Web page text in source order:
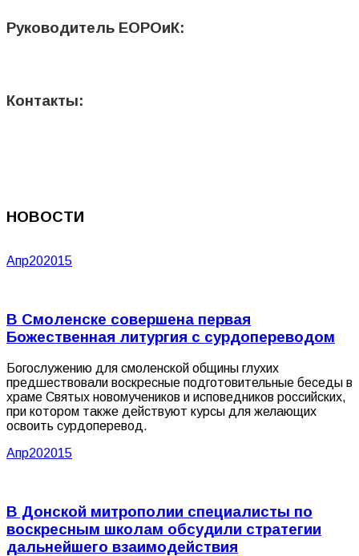
Руководитель ЕОРОиК:
Контакты:
НОВОСТИ
Апр202015
В Смоленске совершена первая
Божественная литургия с сурдопереводом
Богослужению для смоленской общины глухих
предшествовали воскресные подготовительные беседы в
храме Святых новомучеников и исповедников российских,
при котором также действуют курсы для желающих
освоить сурдоперевод.
Апр202015
В Донской митрополии специалисты по
воскресным школам обсудили стратегии
дальнейшего взаимодействия